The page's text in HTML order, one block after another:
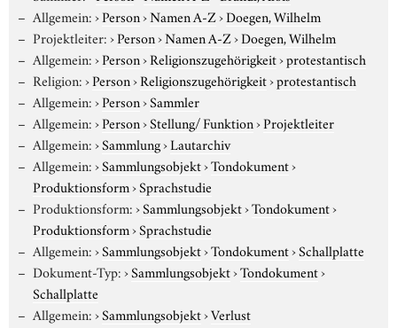
Allgemein:›Person›Namen A-Z›Doegen, Wilhelm
Projektleiter:›Person›Namen A-Z›Doegen, Wilhelm
Allgemein:›Person›Religionszugehörigkeit›protestantisch
Religion:›Person›Religionszugehörigkeit›protestantisch
Allgemein:›Person›Sammler
Allgemein:›Person›Stellung/ Funktion›Projektleiter
Allgemein:›Sammlung›Lautarchiv
Allgemein:›Sammlungsobjekt›Tondokument›
Produktionsform›Sprachstudie
Produktionsform:›Sammlungsobjekt›Tondokument›
Produktionsform›Sprachstudie
Allgemein:›Sammlungsobjekt›Tondokument›Schallplatte
Dokument-Typ:›Sammlungsobjekt›Tondokument›
Schallplatte
Allgemein:›Sammlungsobjekt›Verlust